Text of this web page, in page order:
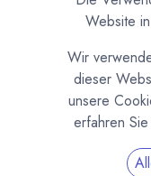
Website
Wir
dieser
unsere
erfahren